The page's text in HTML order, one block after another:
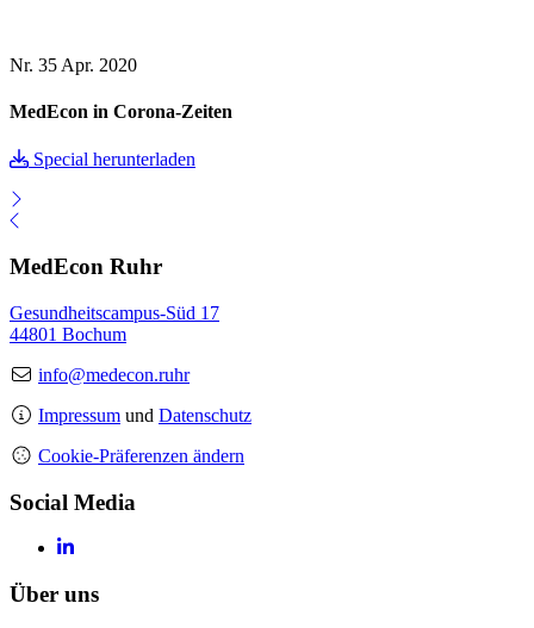
Nr. 35 Apr. 2020
MedEcon in Corona-Zeiten
Special herunterladen
MedEcon Ruhr
Gesundheitscampus-Süd 17
44801 Bochum
info@medecon.ruhr
Impressum und Datenschutz
Cookie-Präferenzen ändern
Social Media
Über uns